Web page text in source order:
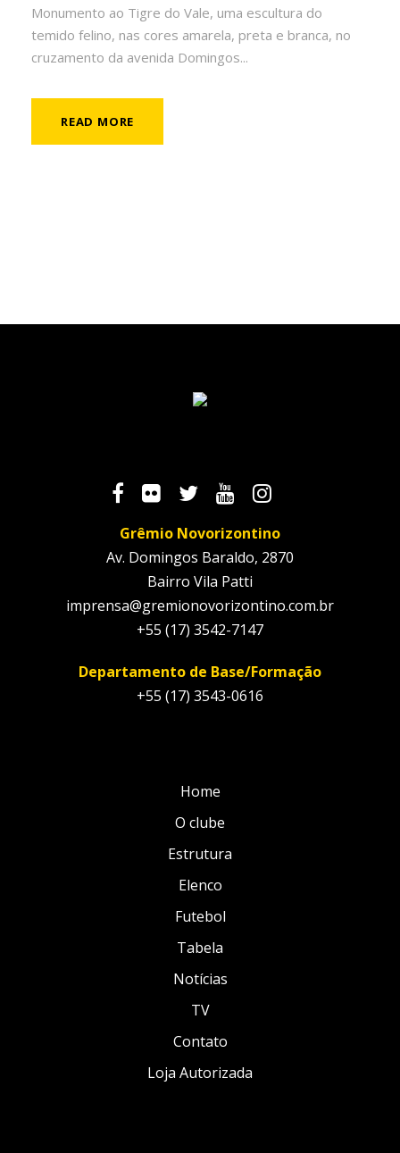
Monumento ao Tigre do Vale, uma escultura do
temido felino, nas cores amarela, preta e branca, no
cruzamento da avenida Domingos...
READ MORE
Grêmio Novorizontino
Av. Domingos Baraldo, 2870
Bairro Vila Patti
imprensa@gremionovorizontino.com.br
+55 (17) 3542-7147
Departamento de Base/Formação
+55 (17) 3543-0616
Home
O clube
Estrutura
Elenco
Futebol
Tabela
Notícias
TV
Contato
Loja Autorizada